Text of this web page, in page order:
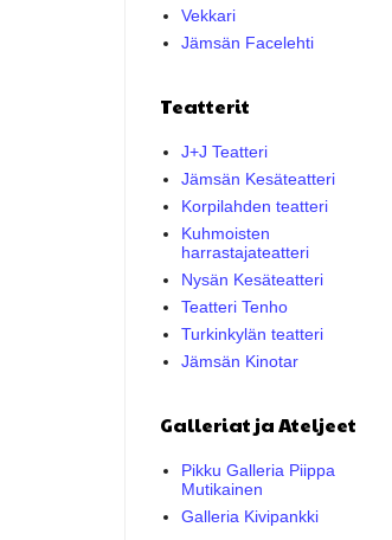
Vekkari
Jämsän Facelehti
Teatterit
J+J Teatteri
Jämsän Kesäteatteri
Korpilahden teatteri
Kuhmoisten
harrastajateatteri
Nysän Kesäteatteri
Teatteri Tenho
Turkinkylän teatteri
Jämsän Kinotar
Galleriat ja Ateljeet
Pikku Galleria Piippa
Mutikainen
Galleria Kivipankki